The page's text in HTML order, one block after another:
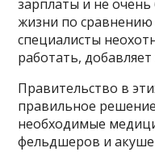
зарплаты и не очень
жизни по
специалисты
работать, добавляет
Правительство в
правильное
необходимые
фельдшеров и